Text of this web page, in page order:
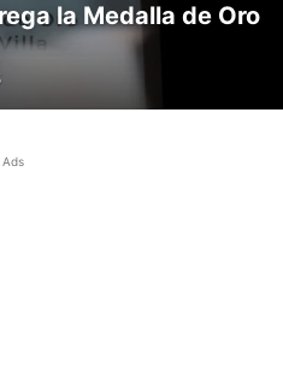
la Medalla de Oro
Ads